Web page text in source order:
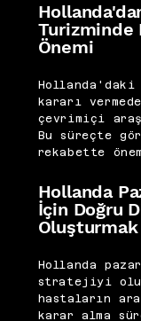
Turizminde
Önemi
kararı
çevrimiçi
Bu süreçte
rekabette
Hollanda
İçin Doğru
Oluşturmak
Hollanda
stratejiyi
hastaların
karar alma